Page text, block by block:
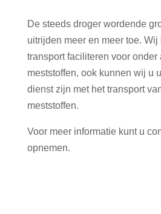
De steeds droger wordende
uitrijden meer en meer toe.
transport faciliteren voor
meststoffen, ook kunnen wij u
dienst zijn met het transport
meststoffen.
Voor meer informatie kunt u
opnemen.